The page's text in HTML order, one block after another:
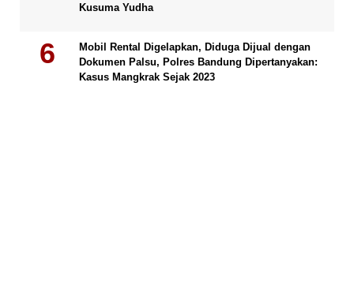
Kusuma Yudha
Mobil Rental Digelapkan, Diduga Dijual dengan
Dokumen Palsu, Polres Bandung Dipertanyakan:
Kasus Mangkrak Sejak 2023